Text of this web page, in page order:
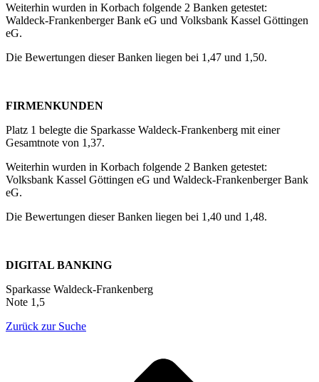
Weiterhin wurden in Korbach folgende 2 Banken getestet:
Waldeck-Frankenberger Bank eG und Volksbank Kassel Göttingen
eG.
Die Bewertungen dieser Banken liegen bei 1,47 und 1,50.
FIRMENKUNDEN
Platz 1 belegte die Sparkasse Waldeck-Frankenberg mit einer
Gesamtnote von 1,37.
Weiterhin wurden in Korbach folgende 2 Banken getestet:
Volksbank Kassel Göttingen eG und Waldeck-Frankenberger Bank
eG.
Die Bewertungen dieser Banken liegen bei 1,40 und 1,48.
DIGITAL BANKING
Sparkasse Waldeck-Frankenberg
Note 1,5
Zurück zur Suche